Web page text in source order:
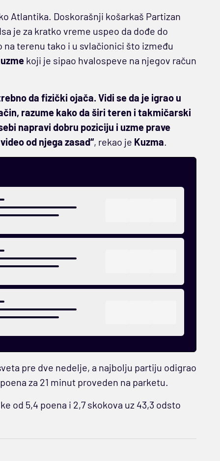
Atlantika. Doskorašnji košarkaš Partizan
je za kratko vreme uspeo da dođe do
terenu tako i u svlačionici što između
koji je sipao hvalospeve na njegov račun
da fizički ojača. Vidi se da je igrao u
razume kako da širi teren i takmičarski
napravi dobru poziciju i uzme prave
od njega zasad“, rekao je Kuzma.
pre dve nedelje, a najbolju partiju odigrao
za 21 minut proveden na parketu.
od 5,4 poena i 2,7 skokova uz 43,3 odsto